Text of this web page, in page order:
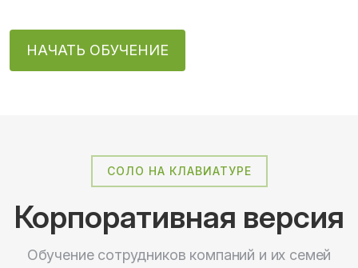
НАЧАТЬ ОБУЧЕНИЕ
СОЛО НА КЛАВИАТУРЕ
Корпоративная версия
Обучение сотрудников компаний и их семей